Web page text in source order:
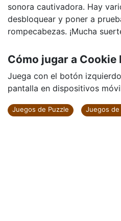
sonora cautivadora. Hay
desbloquear y poner a
rompecabezas. ¡Mucha
Cómo jugar a Cookie
Juega con el botón
pantalla en dispositivos
Juegos de Puzzle Juegos